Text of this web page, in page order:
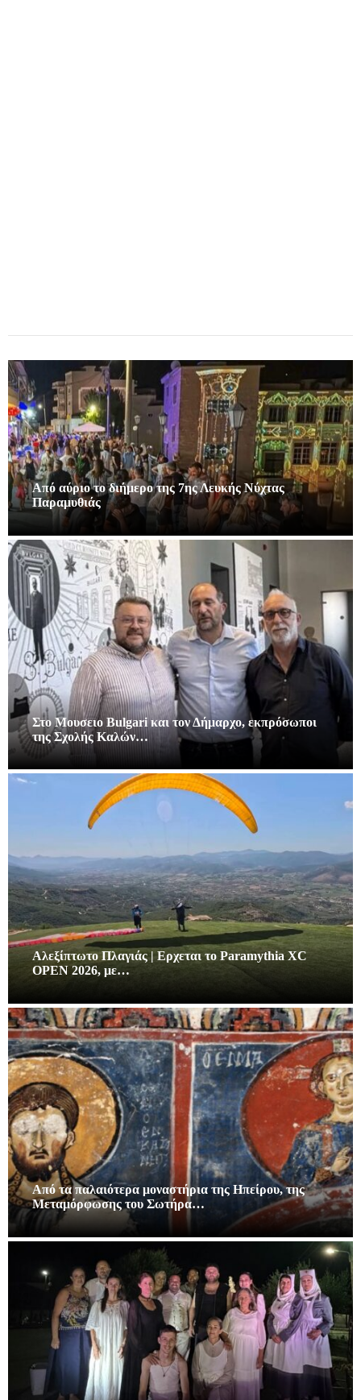
Από αύριο το διήμερο της 7ης Λευκής Νύχτας
Παραμυθιάς
Στο Μουσειο Bulgari και τον Δήμαρχο, εκπρόσωποι
της Σχολής Καλών…
Αλεξίπτωτο Πλαγιάς | Ερχεται το Paramythia XC
OPEN 2026, με…
Από τα παλαιότερα μοναστήρια της Ηπείρου, της
Μεταμόρφωσης του Σωτήρα…